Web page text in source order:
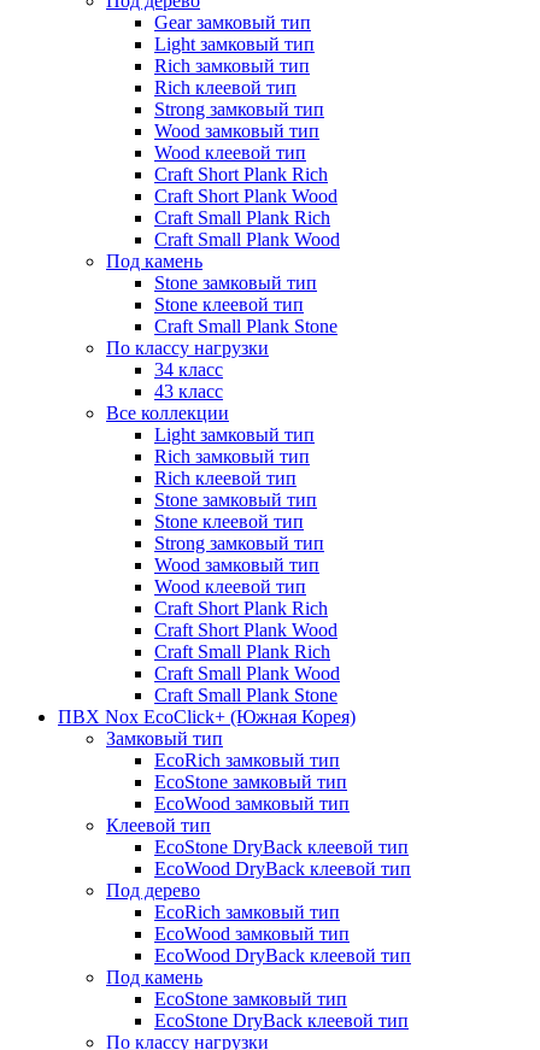
Gear замковый тип
Light замковый тип
Rich замковый тип
Rich клеевой тип
Strong замковый тип
Wood замковый тип
Wood клеевой тип
Craft Short Plank Rich
Craft Short Plank Wood
Craft Small Plank Rich
Craft Small Plank Wood
Под камень
Stone замковый тип
Stone клеевой тип
Craft Small Plank Stone
По классу нагрузки
34 класс
43 класс
Все коллекции
Light замковый тип
Rich замковый тип
Rich клеевой тип
Stone замковый тип
Stone клеевой тип
Strong замковый тип
Wood замковый тип
Wood клеевой тип
Craft Short Plank Rich
Craft Short Plank Wood
Craft Small Plank Rich
Craft Small Plank Wood
Craft Small Plank Stone
ПВХ Nox EcoClick+ (Южная Корея)
Замковый тип
EcoRich замковый тип
EcoStone замковый тип
EcoWood замковый тип
Клеевой тип
EcoStone DryBack клеевой тип
EcoWood DryBack клеевой тип
Под дерево
EcoRich замковый тип
EcoWood замковый тип
EcoWood DryBack клеевой тип
Под камень
EcoStone замковый тип
EcoStone DryBack клеевой тип
По классу нагрузки